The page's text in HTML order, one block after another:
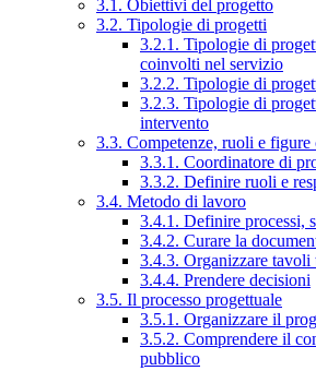
3.1. Obiettivi del progetto
3.2. Tipologie di progetti
3.2.1. Tipologie di
coinvolti nel servizio
3.2.2. Tipologie di
3.2.3. Tipologie di
intervento
3.3. Competenze, ruoli e
3.3.1. Coordinatore di
3.3.2. Definire ruoli e
3.4. Metodo di lavoro
3.4.1. Definire processi,
3.4.2. Curare la
3.4.3. Organizzare
3.4.4. Prendere decisioni
3.5. Il processo progettuale
3.5.1. Organizzare il
3.5.2. Comprendere il
pubblico